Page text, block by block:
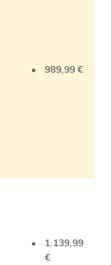
989,99 €
1.139,99
€